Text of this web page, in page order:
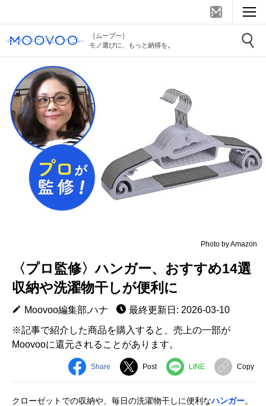
［ムーブー］
モノ選びに、もっと納得を。
Photo by Amazon
〈プロ監修〉ハンガー、おすすめ14選
収納や洗濯物干しが便利に
Moovoo編集部,ハナ
最終更新日: 2026-03-10
※記事で紹介した商品を購入すると、売上の一部が
Moovooに還元されることがあります。
Share Post LINE Copy
クローゼットでの収納や、毎日の洗濯物干しに便利なハンガー。